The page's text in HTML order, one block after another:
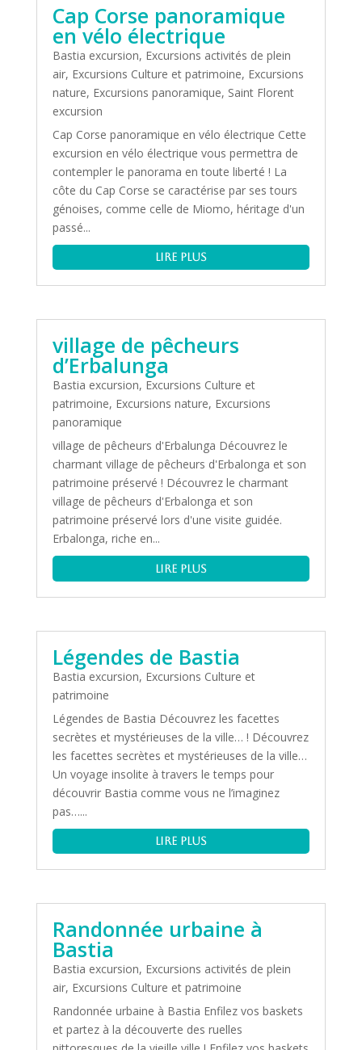
Cap Corse panoramique
en vélo électrique
Bastia excursion, Excursions activités de plein
air, Excursions Culture et patrimoine, Excursions
nature, Excursions panoramique, Saint Florent
excursion
Cap Corse panoramique en vélo électrique Cette
excursion en vélo électrique vous permettra de
contempler le panorama en toute liberté ! La
côte du Cap Corse se caractérise par ses tours
génoises, comme celle de Miomo, héritage d'un
passé...
lire plus
village de pêcheurs
d’Erbalunga
Bastia excursion, Excursions Culture et
patrimoine, Excursions nature, Excursions
panoramique
village de pêcheurs d'Erbalunga Découvrez le
charmant village de pêcheurs d'Erbalonga et son
patrimoine préservé ! Découvrez le charmant
village de pêcheurs d'Erbalonga et son
patrimoine préservé lors d'une visite guidée.
Erbalonga, riche en...
lire plus
Légendes de Bastia
Bastia excursion, Excursions Culture et
patrimoine
Légendes de Bastia Découvrez les facettes
secrètes et mystérieuses de la ville… ! Découvrez
les facettes secrètes et mystérieuses de la ville…
Un voyage insolite à travers le temps pour
découvrir Bastia comme vous ne l’imaginez
pas…...
lire plus
Randonnée urbaine à
Bastia
Bastia excursion, Excursions activités de plein
air, Excursions Culture et patrimoine
Randonnée urbaine à Bastia Enfilez vos baskets
et partez à la découverte des ruelles